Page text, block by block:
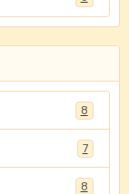
8
7
8